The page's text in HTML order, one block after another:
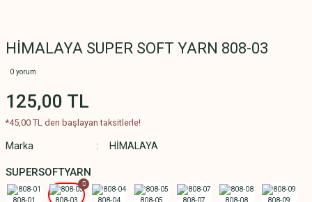
HİMALAYA SUPER SOFT YARN 808-03
0 yorum
125,00 TL
*45,00 TL den başlayan taksitlerle!
Marka HİMALAYA
SUPERSOFTYARN